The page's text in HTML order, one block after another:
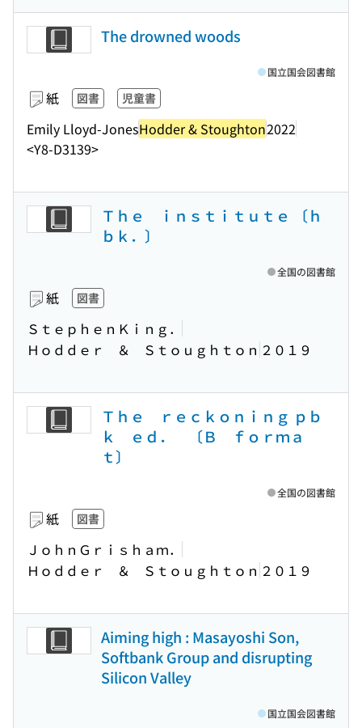
The drowned woods
紙 図書 児童書
Emily Lloyd-JonesHodder & Stoughton2022
<Y8-D3139>
国立国会図書館
Ｔｈｅ ｉｎｓｔｉｔｕｔｅ 〔ｈ
ｂｋ．〕
紙 図書
ＳｔｅｐｈｅｎＫｉｎｇ．
Ｈｏｄｄｅｒ ＆ Ｓｔｏｕｇｈｔｏｎ ２０１９
全国の図書館
Ｔｈｅ ｒｅｃｋｏｎｉｎｇ ｐｂ
ｋ ｅｄ． 〔Ｂ ｆｏｒｍａ
ｔ〕
紙 図書
ＪｏｈｎＧｒｉｓｈａｍ．
Ｈｏｄｄｅｒ ＆ Ｓｔｏｕｇｈｔｏｎ ２０１９
全国の図書館
Aiming high : Masayoshi Son,
Softbank Group and disrupting
Silicon Valley
国立国会図書館